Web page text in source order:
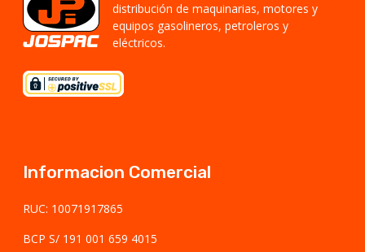
distribución de maquinarias, motores y
equipos gasolineros, petroleros y
eléctricos.
Informacion Comercial
RUC: 10071917865
BCP S/ 191 001 659 4015